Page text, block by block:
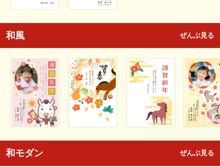
和風 ぜんぶ見る
和モダン ぜんぶ見る